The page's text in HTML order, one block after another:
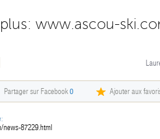
www.ascou-
Partager sur Facebook0 Ajouter aux
87229.html